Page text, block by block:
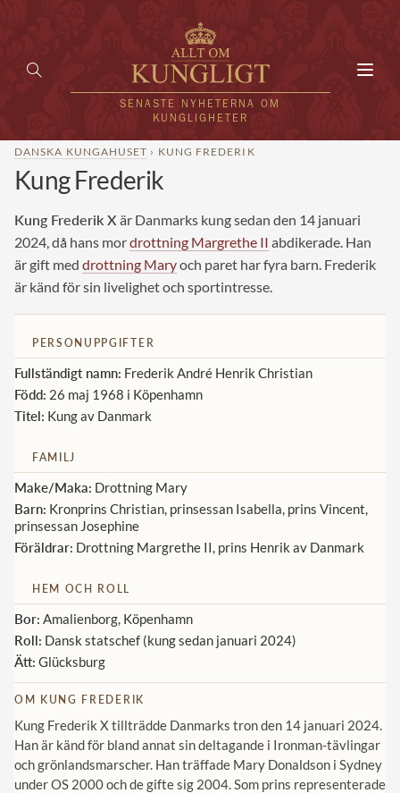
SENASTE NYHETERNA OM
KUNGLIGHETER
KUNGAFAMILJEN
UTLÄNDSKT
KÄNDISAR
VÄRLDENS KUNGAHUS
Svenska kungahuset
Brittiska kungahuset
Spanska kungahuset
Nederländska kungahuset
Belgiska kungahuset
Luxemburgska storhertighuset
Japanska kejsarhuset
Thailändska kungahuset
Monacos furstehus
REDAKTION
DANSKA KUNGAHUSET › KUNG FREDERIK
Kung Frederik
Kung Frederik X är Danmarks kung sedan den 14 januari
2024, då hans mordrottning Margrethe II abdikerade. Han
är gift med drottning Maryoch paret har fyra barn. Frederik
är känd för sin livelighet och sportintresse.
PERSONUPPGIFTER
Fullständigt namn: Frederik André Henrik Christian
Född: 26 maj 1968 i Köpenhamn
Titel: Kung av Danmark
FAMILJ
Make/Maka: Drottning Mary
Barn: Kronprins Christian, prinsessan Isabella, prins Vincent,
prinsessan Josephine
Föräldrar: Drottning Margrethe II, prins Henrik av Danmark
HEM OCH ROLL
Bor: Amalienborg, Köpenhamn
Roll: Dansk statschef (kung sedan januari 2024)
Ätt: Glücksburg
OM KUNG FREDERIK
Kung Frederik X tillträdde Danmarks tron den 14 januari 2024.
Han är känd för bland annat sin deltagande i Ironman-tävlingar
och grönlandsmarscher. Han träffade Mary Donaldson i Sydney
under OS 2000 och de gifte sig 2004. Som prins representerade